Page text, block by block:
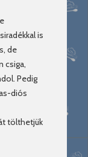
is
de
csiga,
Pedig
diós
tölthetjük